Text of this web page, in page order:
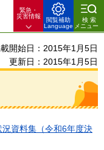
緊急・
災害情報
閲覧補助
Language
検索
メニュー
開始日：2015年1月5日
更新日：2015年1月5日
資料集（令和6年度決